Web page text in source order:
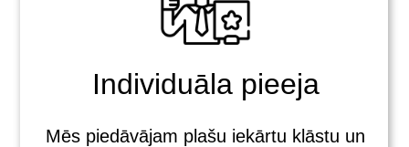
Mēs piedāvājam plašu iekārtu klāstu un
Individuāla pieeja